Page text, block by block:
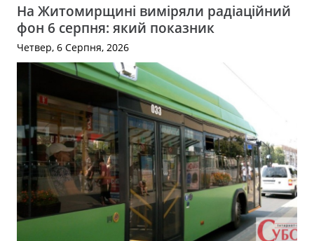
На Житомирщині виміряли радіаційний
фон 6 серпня: який показник
Четвер, 6 Серпня, 2026